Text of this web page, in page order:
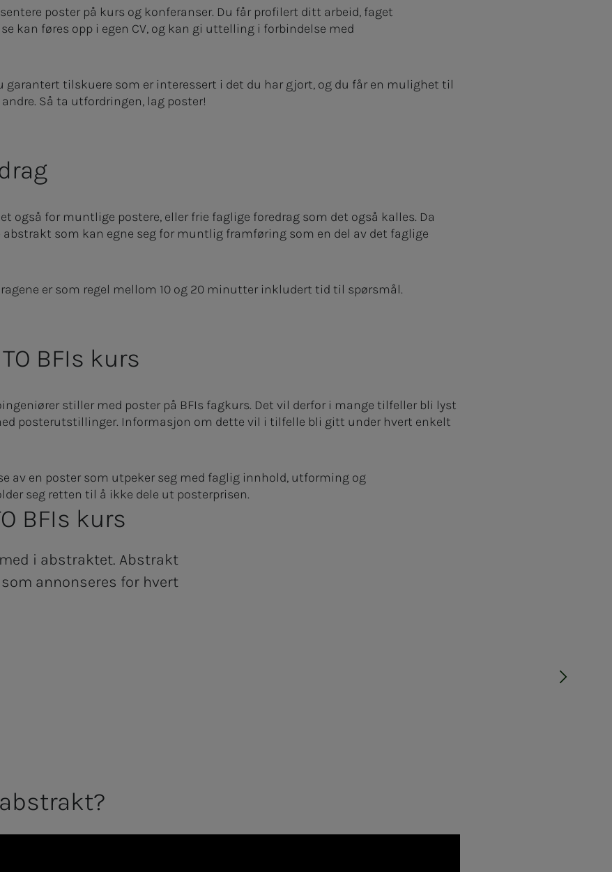
poster på kurs og konferanser. Du får profilert ditt arbeid, faget
kan føres opp i egen CV, og kan gi uttelling i forbindelse med
garantert tilskuere som er interessert i det du har gjort, og du får en mulighet til
Så ta utfordringen, lag poster!
også for muntlige postere, eller frie faglige foredrag som det også kalles. Da
som kan egne seg for muntlig framføring som en del av det faglige
er som regel mellom 10 og 20 minutter inkludert tid til spørsmål.
BFIs kurs
stiller med poster på BFIs fagkurs. Det vil derfor i mange tilfeller bli lyst
posterutstillinger. Informasjon om dette vil i tilfelle bli gitt under hvert enkelt
av en poster som utpeker seg med faglig innhold, utforming og
seg retten til å ikke dele ut posterprisen.
BFIs kurs
i abstraktet. Abstrakt
annonseres for hvert